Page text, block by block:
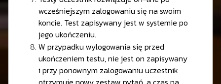
wcześniejszym zalogowaniu się na swoim
koncie. Test zapisywany jest w systemie po
jego ukończeniu.
W przypadku wylogowania się przed
ukończeniem testu, nie jest on zapisywany
i przy ponownym zalogowaniu uczestnik